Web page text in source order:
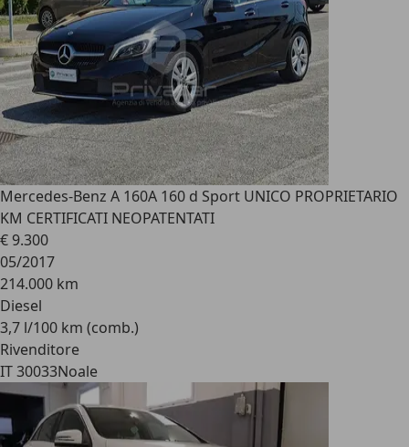
Mercedes-Benz A 160A 160 d Sport UNICO PROPRIETARIO
KM CERTIFICATI NEOPATENTATI
€ 9.300
05/2017
214.000 km
Diesel
3,7 l/100 km (comb.)
Rivenditore
IT 30033Noale